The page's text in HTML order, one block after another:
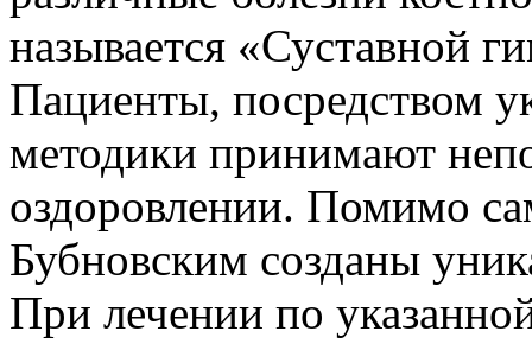
называется «Суставной
Пациенты, посредством
методики принимают
оздоровлении. Помимо
Бубновским созданы
При лечении по